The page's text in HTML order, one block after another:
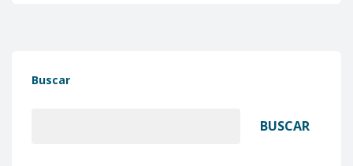
Buscar
BUSCAR